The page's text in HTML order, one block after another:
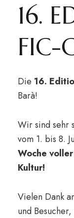
16.
FIC-
Die 16.
Barà!
Wir sind sehr
vom 1. bis 8.
Woche
Kultur!
Vielen Dank
und